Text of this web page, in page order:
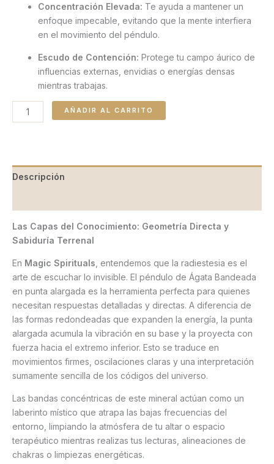
Concentración Elevada: Te ayuda a mantener un
enfoque impecable, evitando que la mente interfiera
en el movimiento del péndulo.
Escudo de Contención: Protege tu campo áurico de
influencias externas, envidias o energías densas
mientras trabajas.
AÑADIR AL CARRITO
Descripción
Las Capas del Conocimiento: Geometría Directa y
Sabiduría Terrenal
En Magic Spirituals , entendemos que la radiestesia es el
arte de escuchar lo invisible. El péndulo de Ágata Bandeada
en punta alargada es la herramienta perfecta para quienes
necesitan respuestas detalladas y directas. A diferencia de
las formas redondeadas que expanden la energía, la punta
alargada acumula la vibración en su base y la proyecta con
fuerza hacia el extremo inferior. Esto se traduce en
movimientos firmes, oscilaciones claras y una interpretación
sumamente sencilla de los códigos del universo.
Las bandas concéntricas de este mineral actúan como un
laberinto místico que atrapa las bajas frecuencias del
entorno, limpiando la atmósfera de tu altar o espacio
terapéutico mientras realizas tus lecturas, alineaciones de
chakras o limpiezas energéticas.